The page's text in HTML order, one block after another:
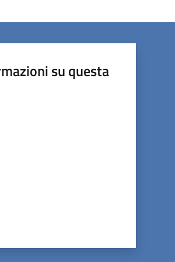
su questa